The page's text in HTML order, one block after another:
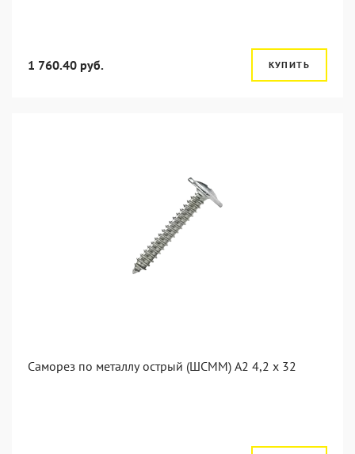
1 760.40 руб. КУПИТЬ
Саморез по металлу острый (ШСММ) А2 4,2 x 32